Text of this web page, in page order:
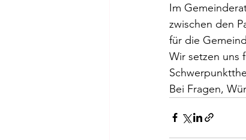
Im
zwischen den
für die
Wir setzen uns
Bei Fragen,